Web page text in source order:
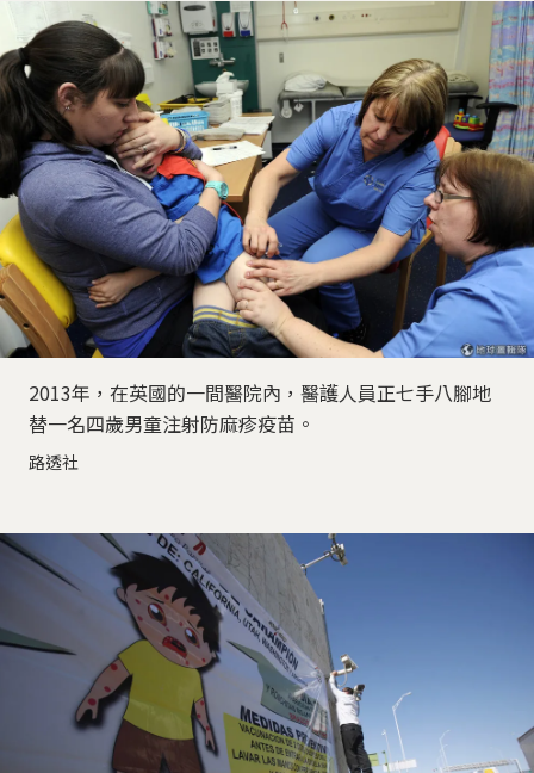
2013年，在英國的一間醫院內，醫護人員正七手八腳地
替一名四歲男童注射防麻疹疫苗。
路透社